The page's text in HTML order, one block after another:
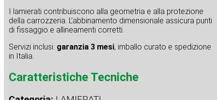
I lamierati contribuiscono alla geometria e alla protezione
della carrozzeria. L’abbinamento dimensionale assicura punti
di fissaggio e allineamenti corretti.
Servizi inclusi: garanzia 3 mesi, imballo curato e spedizione
in Italia.
Caratteristiche Tecniche